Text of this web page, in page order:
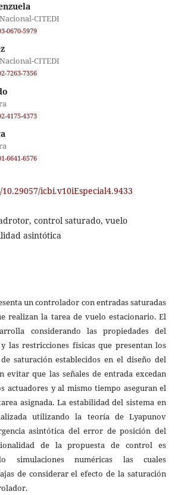
CITEDI
0670-5979
CITEDI
7263-7356
4175-4373
6641-6576
icbi.v10iEspecial4.9433
control saturado, vuelo
asintótica
un controlador con entradas saturadas
realizan la tarea de vuelo estacionario. El
considerando las propiedades del
las restricciones físicas que presentan los
saturación establecidos en el diseño del
evitar que las señales de entrada excedan
actuadores y al mismo tiempo aseguran el
asignada. La estabilidad del sistema en
utilizando la teoría de Lyapunov
asintótica del error de posición del
de la propuesta de control es
simulaciones numéricas las cuales
de considerar el efecto de la saturación